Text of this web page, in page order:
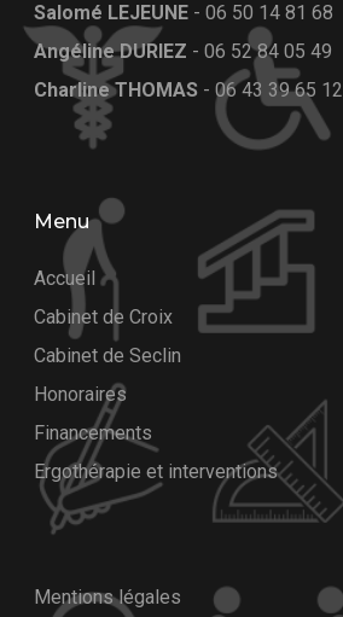
Salomé LEJEUNE - 06 50 14 81 68
Angéline DURIEZ - 06 52 84 05 49
Charline THOMAS - 06 43 39 65 12
Menu
Accueil
Cabinet de Croix
Cabinet de Seclin
Honoraires
Financements
Ergothérapie et interventions
Mentions légales